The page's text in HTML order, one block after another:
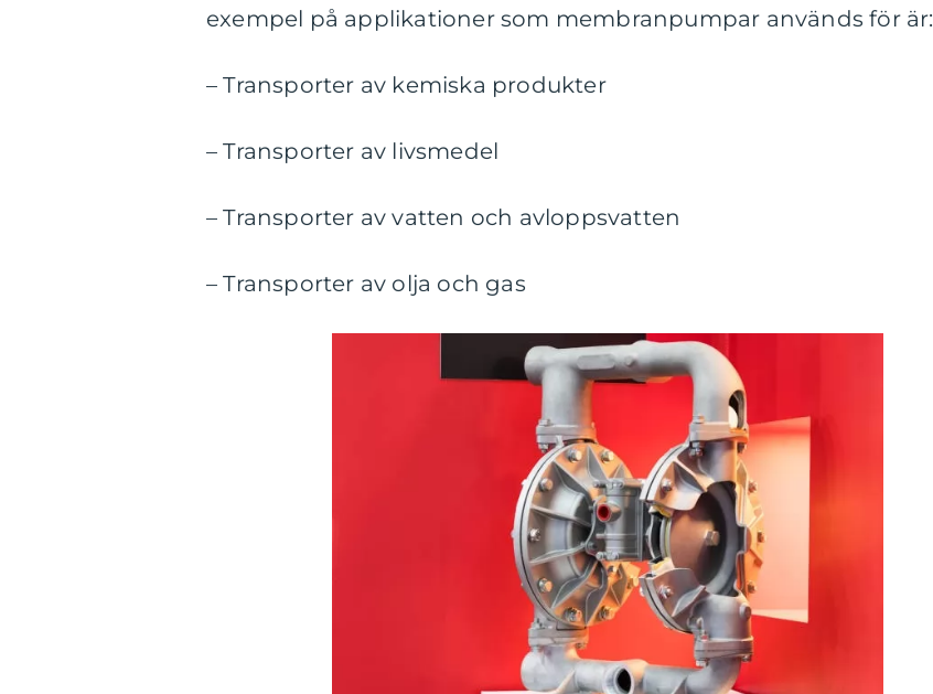
exempel på applikationer som membranpumpar används för är:
– Transporter av kemiska produkter
– Transporter av livsmedel
– Transporter av vatten och avloppsvatten
– Transporter av olja och gas